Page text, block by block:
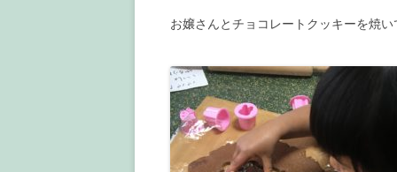
お嬢さんとチョコレートクッキーを焼い